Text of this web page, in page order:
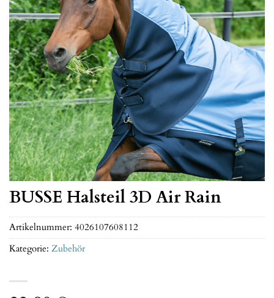
BUSSE Halsteil 3D Air Rain
Artikelnummer: 4026107608112
Kategorie: Zubehör